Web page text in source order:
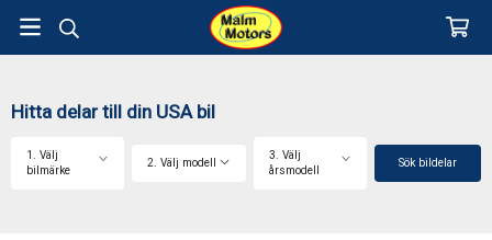
Hitta delar till din USA bil
1. Välj
bilmärke
2. Välj modell
3. Välj
årsmodell
Sök bildelar